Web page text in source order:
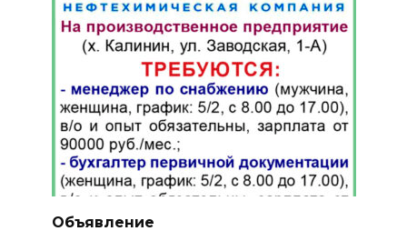
Объявление